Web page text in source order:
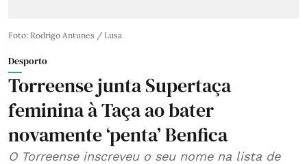
Foto: Rodrigo Antunes / Lusa
Desporto
Torreense junta Supertaça
feminina à Taça ao bater
novamente ‘penta’ Benfica
O Torreense inscreveu o seu nome na lista de